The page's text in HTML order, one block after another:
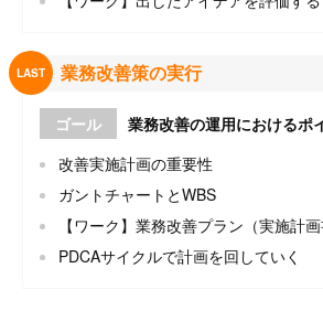
LAST 業務改善策の実行
ゴール
業務改善の運用におけるポ
改善実施計画の重要性
ガントチャートとWBS
【ワーク】業務改善プラン（実施計
PDCAサイクルで計画を回していく